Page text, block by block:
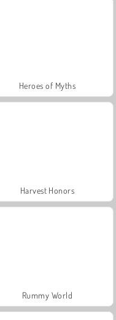
Heroes of Myths
Harvest Honors
Rummy World